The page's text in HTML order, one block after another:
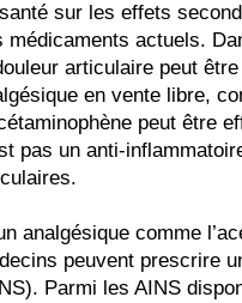
sur les effets
médicaments actuels.
articulaire peut
en vente libre,
peut être
pas un anti-
analgésique comme
peuvent prescrire
Parmi les AINS